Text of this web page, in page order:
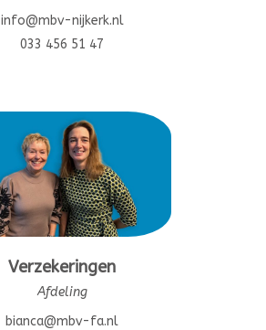
info@mbv-nijkerk.nl
033 456 51 47
Verzekeringen
Afdeling
bianca@mbv-fa.nl